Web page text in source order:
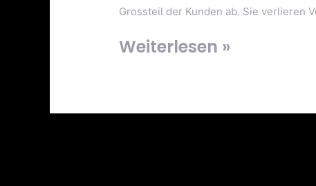
Grossteil der Kunden ab. Sie verlieren
Weiterlesen »